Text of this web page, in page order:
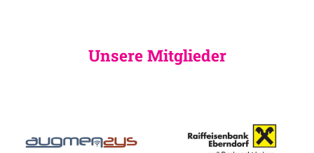
Unsere Mitglieder